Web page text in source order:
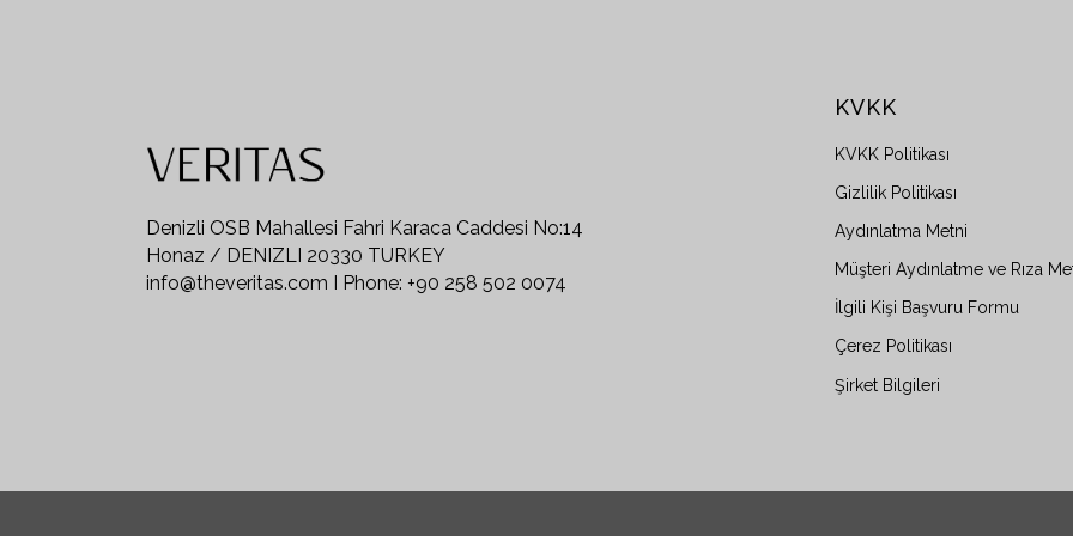
Denizli OSB Mahallesi Fahri Karaca Caddesi No:14
Honaz / DENIZLI 20330 TURKEY
info@theveritas.com I Phone: +90 258 502 0074
KVKK
KVKK Politikası
Gizlilik Politikası
Aydınlatma Metni
Müşteri Aydınlatme ve Rıza
İlgili Kişi Başvuru Formu
Çerez Politikası
Şirket Bilgileri